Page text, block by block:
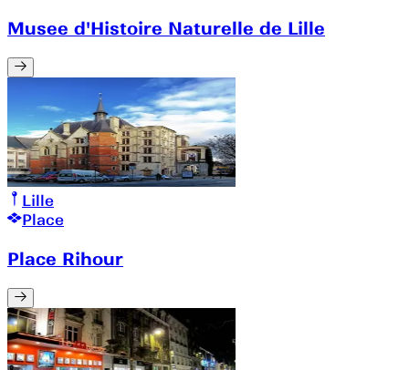
Musee d'Histoire Naturelle de Lille
Lille
Place
Place Rihour